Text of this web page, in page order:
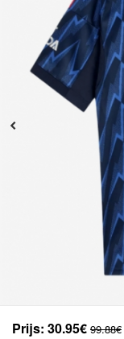
Prijs: 30.95€ 99.88€